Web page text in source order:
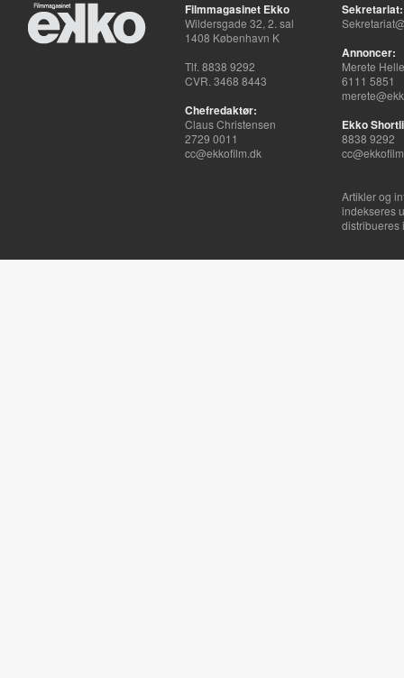
Filmmagasinet Ekko
Wildersgade 32, 2. sal
1408 København K
Tlf. 8838 9292
CVR. 3468 8443
Chefredaktør:
Claus Christensen
2729 0011
cc@ekkofilm.dk
Sekretariat:
Annoncer:
Merete
6111 5851
Ekko
8838 9292
Artikler og
indekseres
distribueres